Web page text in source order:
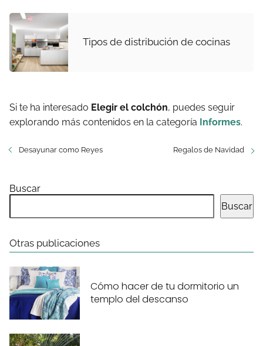
Tipos de distribución de cocinas
Si te ha interesado Elegir el colchón, puedes seguir
explorando más contenidos en la categoría Informes.
Desayunar como Reyes Regalos de Navidad
Buscar
Buscar
Otras publicaciones
Cómo hacer de tu dormitorio un
templo del descanso